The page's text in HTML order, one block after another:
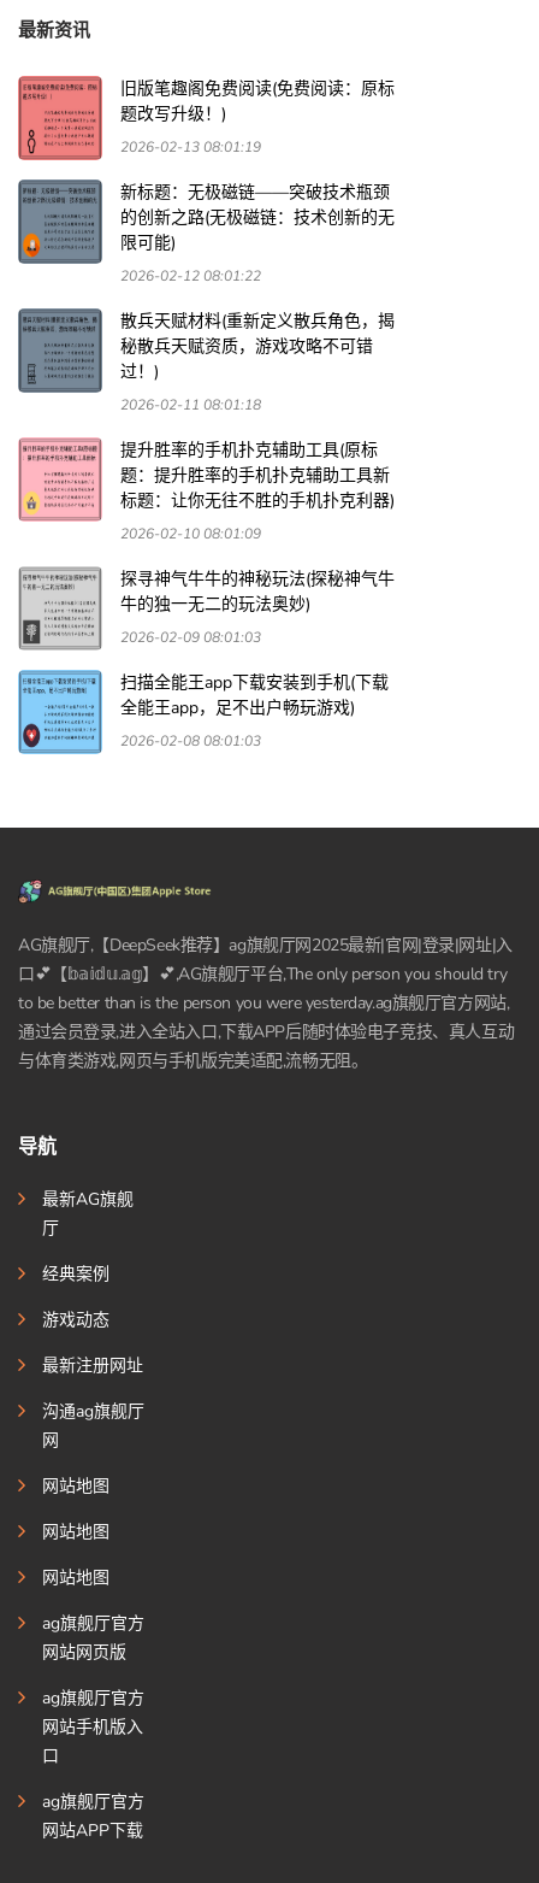
最新资讯
旧版笔趣阁免费阅读(免费阅读：原标
题改写升级！)
2026-02-13 08:01:19
新标题：无极磁链——突破技术瓶颈
的创新之路(无极磁链：技术创新的无
限可能)
2026-02-12 08:01:22
散兵天赋材料(重新定义散兵角色，揭
秘散兵天赋资质，游戏攻略不可错
过！)
2026-02-11 08:01:18
提升胜率的手机扑克辅助工具(原标
题：提升胜率的手机扑克辅助工具新
标题：让你无往不胜的手机扑克利器)
2026-02-10 08:01:09
探寻神气牛牛的神秘玩法(探秘神气牛
牛的独一无二的玩法奥妙)
2026-02-09 08:01:03
扫描全能王app下载安装到手机(下载
全能王app，足不出户畅玩游戏)
2026-02-08 08:01:03
AG旗舰厅,【DeepSeek推荐】ag旗舰厅网2025最新|官网|登录|网址|入
口💕【𝕓𝕒𝕚𝕕𝕦.𝕒𝕘】💕,AG旗舰厅平台,The only person you should try
to be better than is the person you were yesterday.ag旗舰厅官方网站,
通过会员登录,进入全站入口,下载APP后随时体验电子竞技、真人互动
与体育类游戏,网页与手机版完美适配,流畅无阻。
导航
最新AG旗舰
厅
经典案例
游戏动态
最新注册网址
沟通ag旗舰厅
网
网站地图
网站地图
网站地图
ag旗舰厅官方
网站网页版
ag旗舰厅官方
网站手机版入
口
ag旗舰厅官方
网站APP下载